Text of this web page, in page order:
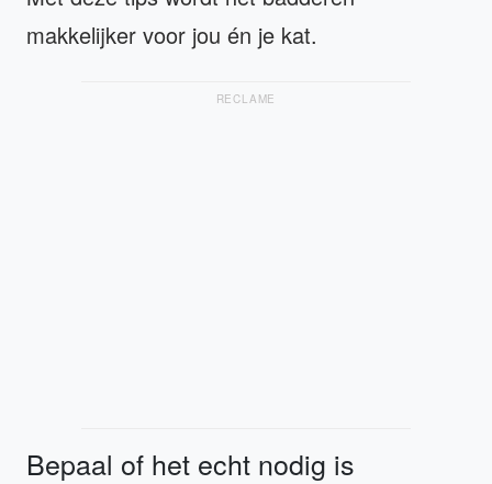
makkelijker voor jou én je kat.
RECLAME
Bepaal of het echt nodig is